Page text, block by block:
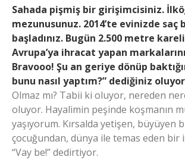
Sahada pişmiş bir girişimcisiniz.
mezunusunuz. 2014’te evinizde saç
başladınız. Bugün 2.500 metre
Avrupa’ya ihracat yapan
Bravooo! Şu an geriye dönüp
bunu nasıl yaptım?” dediğiniz
Olmaz mı? Tabii ki oluyor, nereden
oluyor. Hayalimin peşinde koşmanın
yaşıyorum. Kırsalda yetişen, büyüyen
çocuğundan, dünya ile temas eden bir
“Vay be!” dedirtiyor.